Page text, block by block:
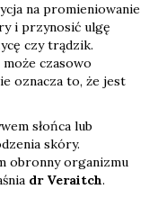
na promieniowanie
i przynosić ulgę
czy trądzik.
czasowo
oznacza to, że jest
słońca lub
skóry.
obronny organizmu
dr Veraitch.